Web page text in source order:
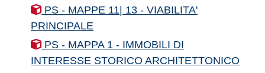
PS - MAPPE 11| 13 - VIABILITA'
PRINCIPALE
PS - MAPPA 1 - IMMOBILI DI
INTERESSE STORICO ARCHITETTONICO